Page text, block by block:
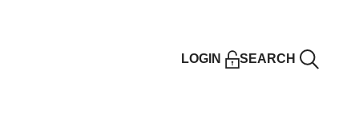
LOGIN SEARCH